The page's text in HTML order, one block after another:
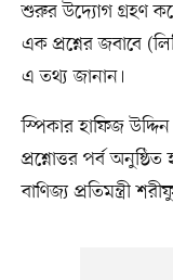
শুরুর উদ্যোগ গ্রহণ
এক প্রশ্নের জবাবে
এ তথ্য জানান।
স্পিকার হাফিজ
প্রশ্নোত্তর পর্ব
বাণিজ্য প্রতিমন্ত্রী